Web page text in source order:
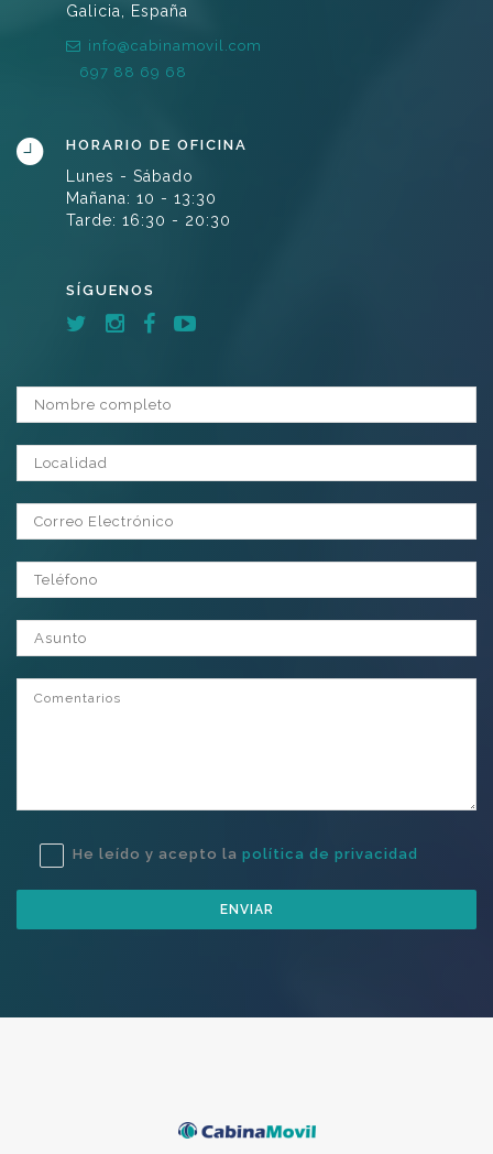
Galicia, España
info@cabinamovil.com
697 88 69 68
HORARIO DE OFICINA
Lunes - Sábado
Mañana: 10 - 13:30
Tarde: 16:30 - 20:30
SÍGUENOS
Nombre completo
Localidad
Correo Electrónico
Teléfono
Asunto
Comentarios
He leído y acepto la política de privacidad
ENVIAR